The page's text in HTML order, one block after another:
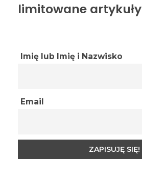
limitowane artykuły
Imię lub Imię i Nazwisko
Email